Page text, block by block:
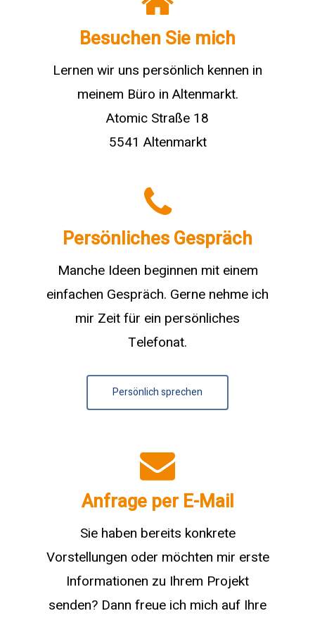
Besuchen Sie mich
Lernen wir uns persönlich kennen in
meinem Büro in Altenmarkt.
Atomic Straße 18
5541 Altenmarkt
Persönliches Gespräch
Manche Ideen beginnen mit einem
einfachen Gespräch. Gerne nehme ich
mir Zeit für ein persönliches
Telefonat.
Persönlich sprechen
Anfrage per E-Mail
Sie haben bereits konkrete
Vorstellungen oder möchten mir erste
Informationen zu Ihrem Projekt
senden? Dann freue ich mich auf Ihre